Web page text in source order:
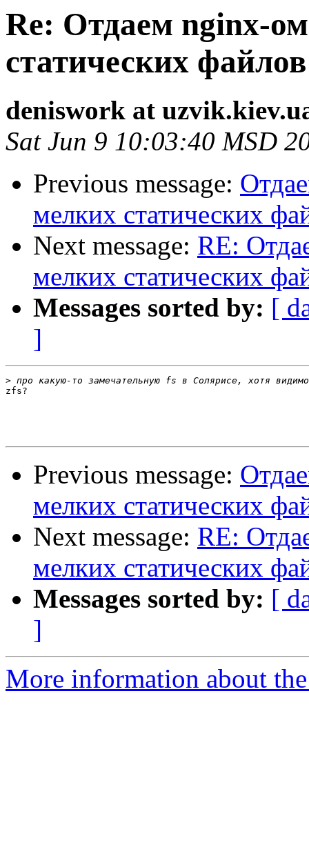
Re: Отдаем nginx-
статических файлов
deniswork at
Sat Jun 9 10:03:40 MSD
Previous message:
мелких статических
Next message: RE:
мелких статических
Messages sorted by: [
]
>
zfs?
Previous message:
мелких статических
Next message: RE:
мелких статических
Messages sorted by: [
]
More information about